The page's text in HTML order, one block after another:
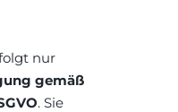
nur
gemäß
. Sie